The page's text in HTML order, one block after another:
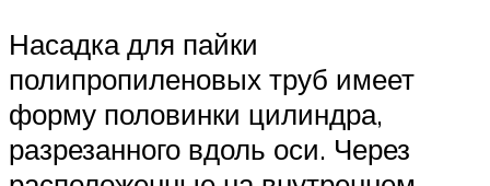
Насадка для пайки
полипропиленовых труб имеет
форму половинки цилиндра,
разрезанного вдоль оси. Через